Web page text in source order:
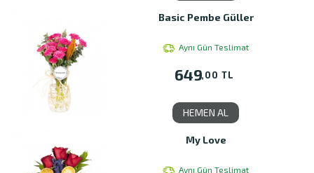
Basic Pembe Güller
Aynı Gün Teslimat
649,00 TL
HEMEN AL
My Love
Aynı Gün Teslimat